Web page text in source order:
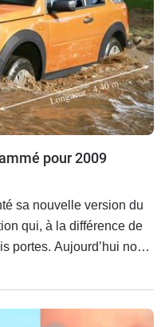
pour 2009
qui, à la différence de
portes. Aujourd’hui nous